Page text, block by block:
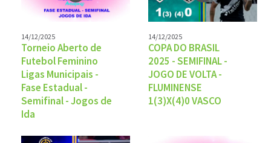
14/12/2025
Torneio Aberto de
Futebol Feminino
Ligas Municipais -
Fase Estadual -
Semifinal - Jogos de
Ida
14/12/2025
COPA DO BRASIL
2025 - SEMIFINAL -
JOGO DE VOLTA -
FLUMINENSE
1(3)X(4)0 VASCO